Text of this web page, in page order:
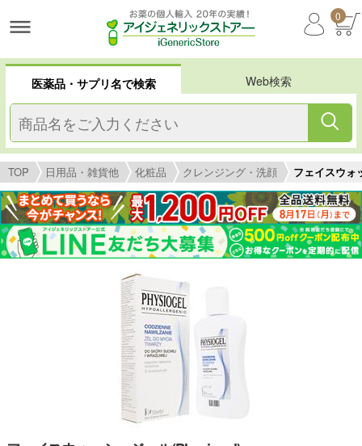
0
医薬品・サプリ名で検索 Web検索
TOP 日用品・雑貨他 化粧品 クレンジング・洗顔 フェイスウ